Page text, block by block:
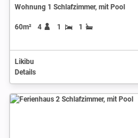
Wohnung 1 Schlafzimmer, mit Pool
60m² 4 1 1
Likibu
Details